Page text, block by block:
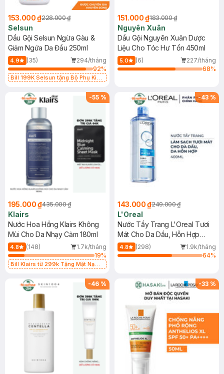
153.000 ₫228.000 ₫
Selsun
Dầu Gội Selsun Ngừa Gàu &
Giảm Ngứa Da Đầu 250ml
4.9 (35)
294/tháng
92%
Bill 199K Selsun tặng Bộ Phụ Kiện
151.000 ₫183.000 ₫
Nguyên Xuân
Dầu Gội Nguyên Xuân Dược
Liệu Cho Tóc Hư Tổn 450ml
5.0 (6)
227/tháng
68%
-55 %
195.000 ₫435.000 ₫
Klairs
Nước Hoa Hồng Klairs Không
Mùi Cho Da Nhạy Cảm 180ml
4.8 (148)
1.7k/tháng
19%
Bill Klairs từ 299k Tặng Mặt Nạ
25ml (SL Có Hạn)
-43 %
143.000 ₫249.000 ₫
L'Oreal
Nước Tẩy Trang L'Oreal Tươi
Mát Cho Da Dầu, Hỗn Hợp
400ml
4.8 (298)
1.9k/tháng
64%
-46 % -33 %